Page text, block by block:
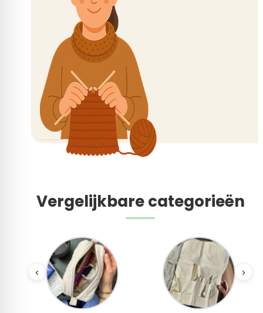
Vergelijkbare categorieën
‹ ›